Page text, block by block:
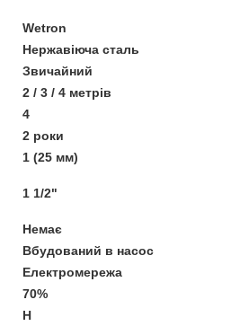
Wetron
Нержавіюча сталь
Звичайний
2 / 3 / 4 метрів
4
2 роки
1 (25 мм)
1 1/2"
Немає
Вбудований в насос
Електромережа
70%
H